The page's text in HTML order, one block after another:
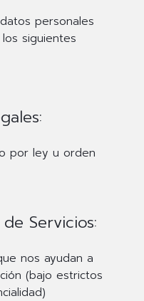
personales
siguientes
por ley u orden
Servicios:
nos ayudan a
(bajo estrictos